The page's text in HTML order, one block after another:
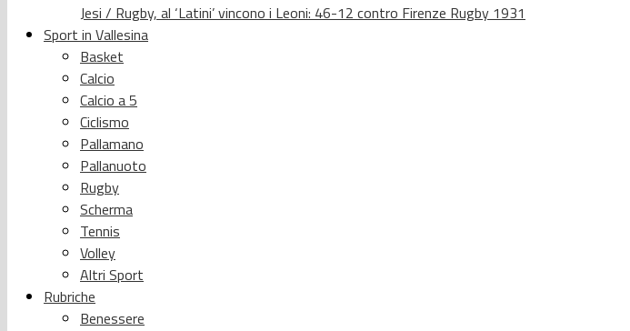
Jesi / Rugby, al ‘Latini’ vincono i Leoni: 46-12 contro Firenze Rugby 1931
Sport in Vallesina
Basket
Calcio
Calcio a 5
Ciclismo
Pallamano
Pallanuoto
Rugby
Scherma
Tennis
Volley
Altri Sport
Rubriche
Benessere